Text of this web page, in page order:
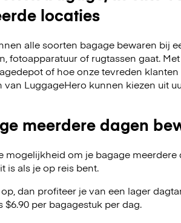
locaties
alle soorten bagage bewaren bij
fotoapparatuur of rugtassen gaat.
of hoe onze tevreden
LuggageHero kunnen kiezen uit
meerdere dagen
om je bagage meerdere
is als je op reis bent.
dan profiteer je van een lager
per bagagestuk per dag.